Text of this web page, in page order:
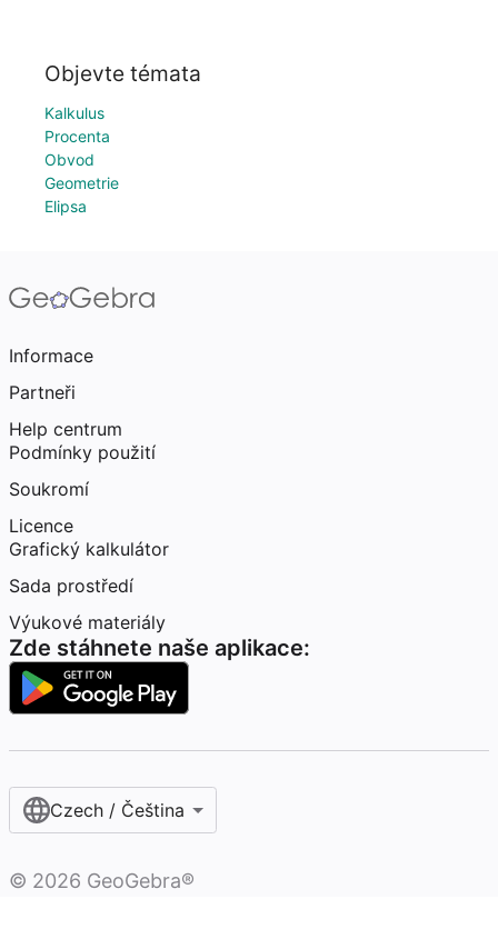
Objevte témata
Kalkulus
Procenta
Obvod
Geometrie
Elipsa
Informace
Partneři
Help centrum
Podmínky použití
Soukromí
Licence
Grafický kalkulátor
Sada prostředí
Výukové materiály
Zde stáhnete naše aplikace:
Czech / Čeština‎
© 2026 GeoGebra®